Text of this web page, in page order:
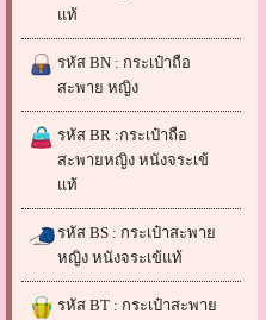
แท้
รหัส BN : กระเป๋าถือ
สะพาย หญิง
รหัส BR :กระเป๋าถือ
สะพายหญิง หนังจระเข้
แท้
รหัส BS : กระเป๋าสะพาย
หญิง หนังจระเข้แท้
รหัส BT : กระเป๋าสะพาย